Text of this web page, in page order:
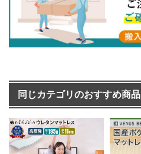
同じカテゴリのおすすめ商品